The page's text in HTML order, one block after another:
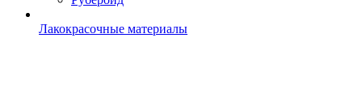
Лакокрасочные материалы